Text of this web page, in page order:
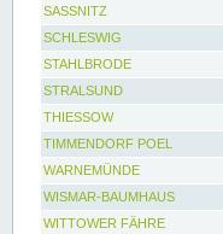
SASSNITZ
SCHLESWIG
STAHLBRODE
STRALSUND
THIESSOW
TIMMENDORF POEL
WARNEMÜNDE
WISMAR-BAUMHAUS
WITTOWER FÄHRE